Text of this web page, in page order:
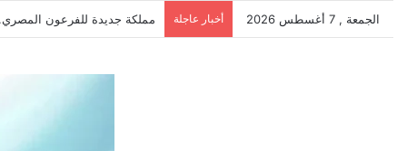
الجمعة , 7 أغسطس 2026 أخبار عاجلة الأهلي ينهي استعداداته في